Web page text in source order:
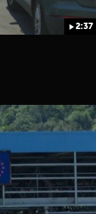
2:37